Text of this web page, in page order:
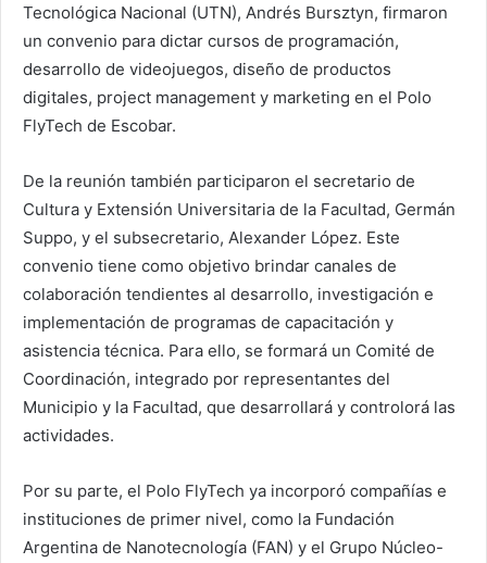
Tecnológica Nacional (UTN), Andrés Bursztyn, firmaron
un convenio para dictar cursos de programación,
desarrollo de videojuegos, diseño de productos
digitales, project management y marketing en el Polo
FlyTech de Escobar.
De la reunión también participaron el secretario de
Cultura y Extensión Universitaria de la Facultad, Germán
Suppo, y el subsecretario, Alexander López. Este
convenio tiene como objetivo brindar canales de
colaboración tendientes al desarrollo, investigación e
implementación de programas de capacitación y
asistencia técnica. Para ello, se formará un Comité de
Coordinación, integrado por representantes del
Municipio y la Facultad, que desarrollará y controlorá las
actividades.
Por su parte, el Polo FlyTech ya incorporó compañías e
instituciones de primer nivel, como la Fundación
Argentina de Nanotecnología (FAN) y el Grupo Núcleo-